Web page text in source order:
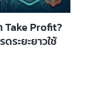
Take Profit?
ระยะยาวใช้